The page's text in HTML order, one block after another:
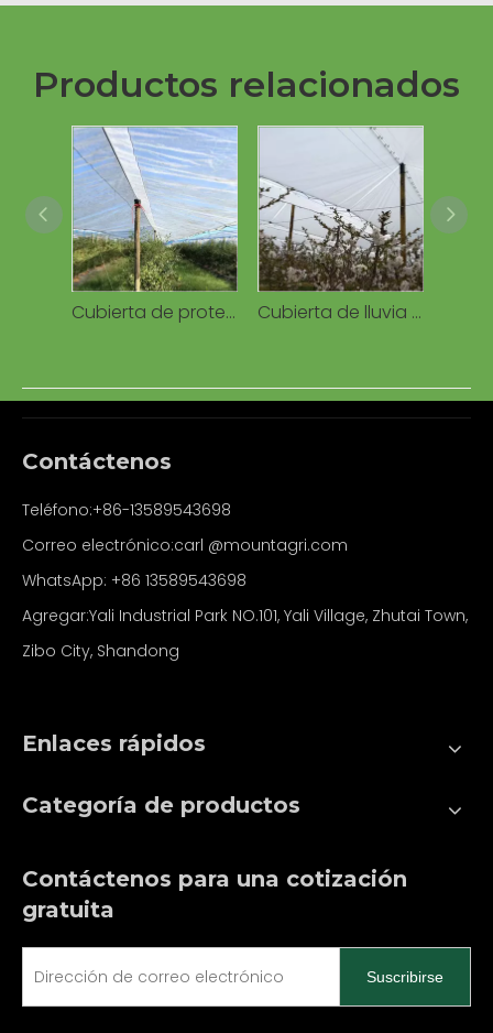
Productos relacionados
Cubierta de protección Lona de PE impermeable tejida transparente de 160 g para invernaderos agrícolas de frutas de cereza Cubierta de lluvia para huerto de cerezos, lona de PE, cubierta de tela tejida para cerezo
Contáctenos
Teléfono:+86-13589543698
Correo electrónico:carl @mountagri.com
WhatsApp: +86 13589543698
Agregar:Yali Industrial Park NO.101, Yali Village, Zhutai Town,
Zibo City, Shandong
Enlaces rápidos
Categoría de productos
Contáctenos para una cotización
gratuita
Suscribirse